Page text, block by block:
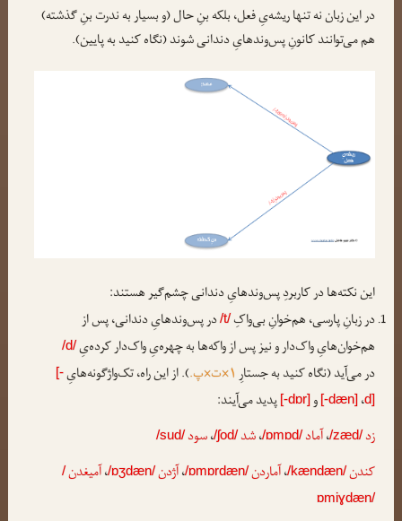
در این زبان نه تنها ریشه‌یِ فعل، بلکه بنِ حال (و بسیار به ندرت بنِ گذشته)
هم می‌توانند کانونِ پس‌وندهایِ دندانی شوند (نگاه کنید به پایین).
این نکته‌ها در کاربردِ پس‌وندهایِ دندانی چشم‌گیر هستند:
در زبانِ پارسی، هم‌خوانِ بی‌واکِ/t/در پس‌وندهایِ دندانی، پس از
هم‌خوان‌هایِ واک‌دار و نیز پس از واکه‌ها به چهره‌یِ واک‌دار کرده‌یِ/d/
در می‌آید (نگاه کنید به جستارِ۱×ت×پ. ). از این راه، تک‌واژگونه‌هایِ[-
d]، [-dæn] و [-dɒr] پدید می‌آیند:
زد /zæd/،آماد /ɒmɒd/،شد /ʃod/،سود /sud/
کندن/kændæn/،آماردن/ɒmɒrdæn/،آژدن/ɒʒdæn/،آمیغدن/
ɒmiɣdæn/